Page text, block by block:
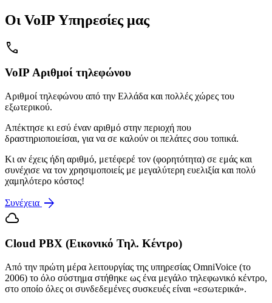
Οι VoIP Υπηρεσίες μας
call
VoIP Αριθμοί τηλεφώνου
Αριθμοί τηλεφώνου από την Ελλάδα και πολλές χώρες του
εξωτερικού.
Απέκτησε κι εσύ έναν αριθμό στην περιοχή που
δραστηριοποιείσαι, για να σε καλούν οι πελάτες σου τοπικά.
Κι αν έχεις ήδη αριθμό, μετέφερέ τον (φορητότητα) σε εμάς και
συνέχισε να τον χρησιμοποιείς με μεγαλύτερη ευελιξία και πολύ
χαμηλότερο κόστος!
Συνέχεια arrow_forward
cloud
Cloud PBX (Εικονικό Τηλ. Κέντρο)
Από την πρώτη μέρα λειτουργίας της υπηρεσίας OmniVoice (το
2006) το όλο σύστημα στήθηκε ως ένα μεγάλο τηλεφωνικό κέντρο,
στο οποίο όλες οι συνδεδεμένες συσκευές είναι «εσωτερικά».